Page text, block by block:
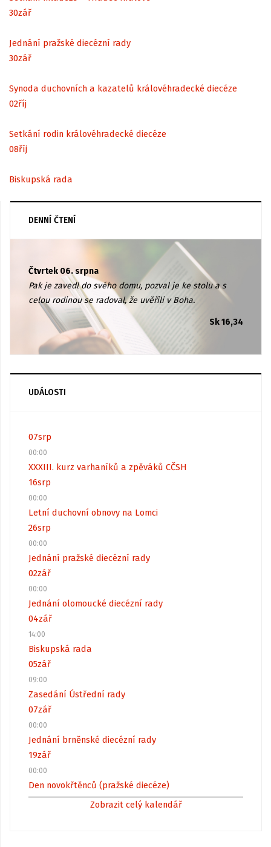
30zář
Jednání pražské diecézní rady
30zář
Synoda duchovních a kazatelů královéhradecké diecéze
02říj
Setkání rodin královéhradecké diecéze
08říj
Biskupská rada
DENNÍ ČTENÍ
Čtvrtek 06. srpna
Pak je zavedl do svého domu, pozval je ke stolu a s
celou rodinou se radoval, že uvěřili v Boha.
Sk 16,34
UDÁLOSTI
07srp
00:00
XXXIII. kurz varhaníků a zpěváků CČSH
16srp
00:00
Letní duchovní obnovy na Lomci
26srp
00:00
Jednání pražské diecézní rady
02zář
00:00
Jednání olomoucké diecézní rady
04zář
14:00
Biskupská rada
05zář
09:00
Zasedání Ústřední rady
07zář
00:00
Jednání brněnské diecézní rady
19zář
00:00
Den novokřtěnců (pražské diecéze)
Zobrazit celý kalendář